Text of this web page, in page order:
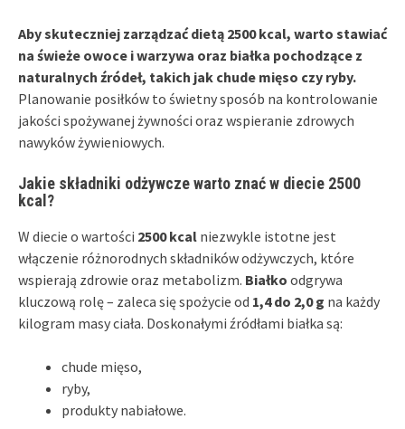
Aby skuteczniej zarządzać dietą 2500 kcal, warto stawiać
na świeże owoce i warzywa oraz białka pochodzące z
naturalnych źródeł, takich jak chude mięso czy ryby.
Planowanie posiłków to świetny sposób na kontrolowanie
jakości spożywanej żywności oraz wspieranie zdrowych
nawyków żywieniowych.
Jakie składniki odżywcze warto znać w diecie 2500
kcal?
W diecie o wartości 2500 kcal niezwykle istotne jest
włączenie różnorodnych składników odżywczych, które
wspierają zdrowie oraz metabolizm. Białko odgrywa
kluczową rolę – zaleca się spożycie od 1,4 do 2,0 g na każdy
kilogram masy ciała. Doskonałymi źródłami białka są:
chude mięso,
ryby,
produkty nabiałowe.